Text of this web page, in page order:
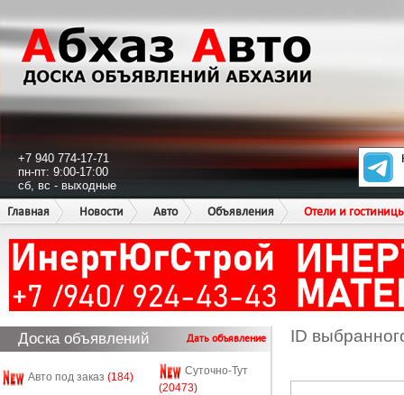
+7 940 774-17-71
пн-пт: 9:00-17:00
сб, вс - выходные
Главная
Новости Авто Объявления Отели и
Доска объявлений Дать объявление
Авто под заказ (184)
Суточно-Тут
(20473)
ID